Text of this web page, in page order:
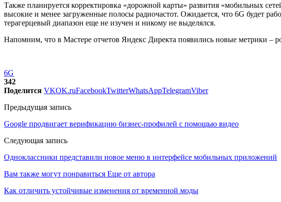
Также планируется корректировка «дорожной карты» развития «мобильных
высокие и менее загруженные полосы радиочастот. Ожидается, что 6G будет
терагерцевый диапазон еще не изучен и никому не выделялся.
Напомним, что в Мастере отчетов Яндекс Директа появились новые метрики –
6G
342
Поделится VKOK.ruFacebookTwitterWhatsAppTelegramViber
Предыдущая запись
Google продвигает верификацию бизнес-профилей с помощью видео
Следующая запись
Одноклассники представили новое меню в интерфейсе мобильных приложений
Вам также могут понравиться Еще от автора
Как отличить устойчивые изменения от временной моды